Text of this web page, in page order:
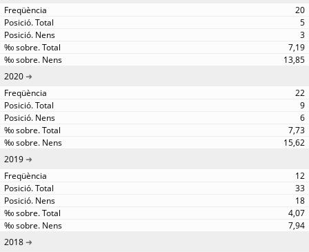
20
5
3
7,19
13,85
2020
22
9
6
7,73
15,62
2019
12
33
18
4,07
7,94
2018